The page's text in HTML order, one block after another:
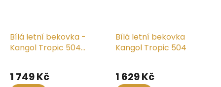
Bílá letní bekovka -
Kangol Tropic 504
1 749 Kč
Bílá letní bekovka
Kangol Tropic 504
1 629 Kč